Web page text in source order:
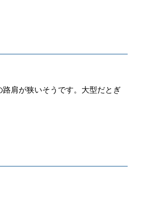
肩が狭いそうです。大型だとぎ